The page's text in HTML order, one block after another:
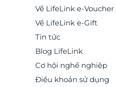
Về LifeLink e-Voucher
Về LifeLink e-Gift
Tin tức
Blog LifeLink
Cơ hội nghề nghiệp
Điều khoản sử dụng